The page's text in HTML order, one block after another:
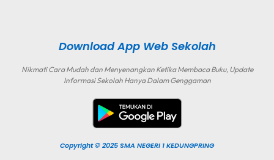
Download App Web Sekolah
Nikmati Cara Mudah dan Menyenangkan Ketika Membaca Buku, Update
Informasi Sekolah Hanya Dalam Genggaman
Copyright © 2025 SMA NEGERI 1 KEDUNGPRING